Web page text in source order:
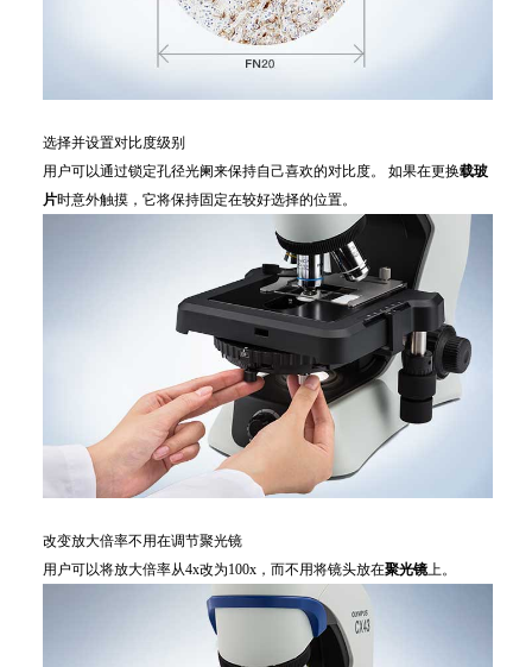
选择并设置对比度级别
用户可以通过锁定孔径光阑来保持自己喜欢的对比度。 如果在更换载玻
片时意外触摸，它将保持固定在较好选择的位置。
改变放大倍率不用在调节聚光镜
用户可以将放大倍率从4x改为100x，而不用将镜头放在聚光镜上。